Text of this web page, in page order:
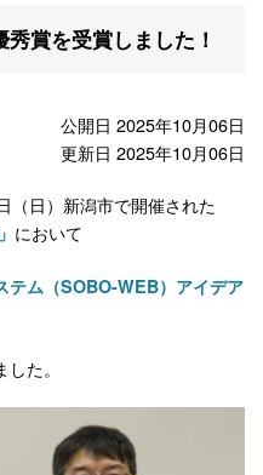
賞を受賞しました！
公開日 2025年10月06日
更新日 2025年10月06日
（日）新潟市で開催された
において
テム（SOBO-WEB）アイデア
た。